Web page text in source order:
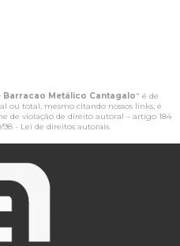
Barracao Metálico Cantagalo" é de
ou total, mesmo citando nossos links, é
de violação de direito autoral – artigo 184
98 - Lei de direitos autorais.